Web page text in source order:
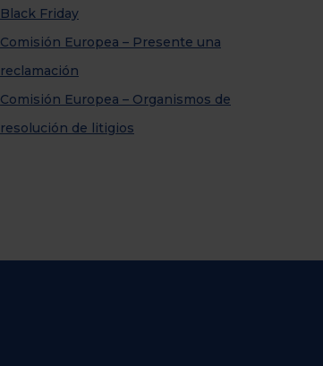
Black Friday
Comisión Europea – Presente una
reclamación
Comisión Europea – Organismos de
resolución de litigios